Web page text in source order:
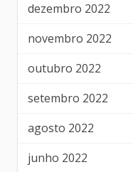
dezembro 2022
novembro 2022
outubro 2022
setembro 2022
agosto 2022
junho 2022